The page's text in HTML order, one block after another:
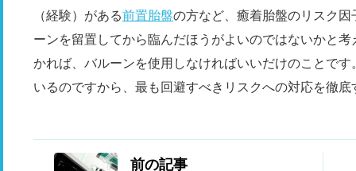
（経験）がある前置胎盤の方など、癒着胎盤のリスク
ーンを留置してから臨んだほうがよいのではないかと
かれば、バルーンを使用しなければいいだけのことで
いるのですから、最も回避すべきリスクへの対応を徹
前の記事